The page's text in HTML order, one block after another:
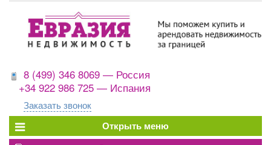
8 (499) 346 8069 — Россия
+34 922 986 725 — Испания
Заказать звонок